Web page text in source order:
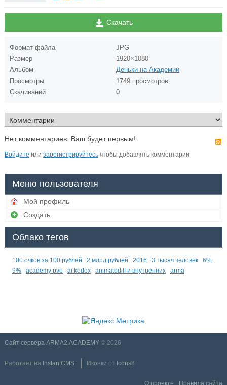
Скачать
Формат файла
JPG
Размер
1920×1080
Альбом
Деньки на Академии
Просмотры
1749 просмотров
Скачиваний
0
Нет комментариев. Ваш будет первым!
Войдите или зарегистрируйтесьчтобы добавлять комментарии
Меню пользователя
Мой профиль
Создать
Облако тегов
100 очков за 100 рублей 2 млрд рублей 2016 3 тысяч человек
6%
9%
academy pve ai kodex animatediff и внутренних arma
Сайт сервера ARMA2.ACADEMY© 2026
Работает на InstantCMS Иконки от Icons8